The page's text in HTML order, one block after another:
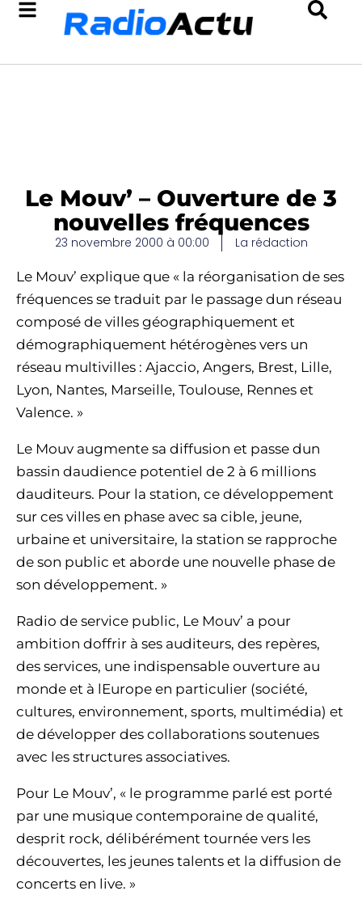
Le Mouv’ – Ouverture de 3
nouvelles fréquences
23 novembre 2000 à 00:00 La rédaction
Le Mouv’ explique que « la réorganisation de ses
fréquences se traduit par le passage dun réseau
composé de villes géographiquement et
démographiquement hétérogènes vers un
réseau multivilles : Ajaccio, Angers, Brest, Lille,
Lyon, Nantes, Marseille, Toulouse, Rennes et
Valence. »
Le Mouv augmente sa diffusion et passe dun
bassin daudience potentiel de 2 à 6 millions
dauditeurs. Pour la station, ce développement
sur ces villes en phase avec sa cible, jeune,
urbaine et universitaire, la station se rapproche
de son public et aborde une nouvelle phase de
son développement. »
Radio de service public, Le Mouv’ a pour
ambition doffrir à ses auditeurs, des repères,
des services, une indispensable ouverture au
monde et à lEurope en particulier (société,
cultures, environnement, sports, multimédia) et
de développer des collaborations soutenues
avec les structures associatives.
Pour Le Mouv’, « le programme parlé est porté
par une musique contemporaine de qualité,
desprit rock, délibérément tournée vers les
découvertes, les jeunes talents et la diffusion de
concerts en live. »